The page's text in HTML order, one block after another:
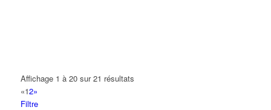
Affichage 1 à 20 sur 21 résultats
«12»
Filtre